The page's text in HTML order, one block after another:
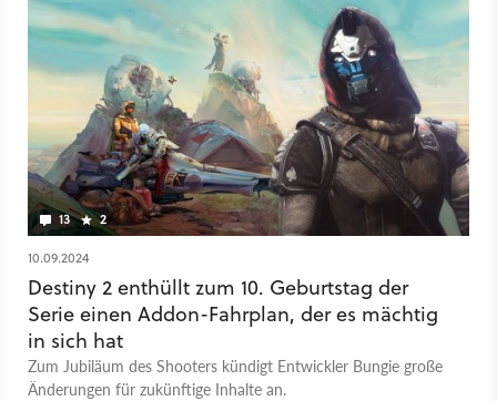
13 2
10.09.2024
Destiny 2 enthüllt zum 10. Geburtstag der
Serie einen Addon-Fahrplan, der es mächtig
in sich hat
Zum Jubiläum des Shooters kündigt Entwickler Bungie große
Änderungen für zukünftige Inhalte an.